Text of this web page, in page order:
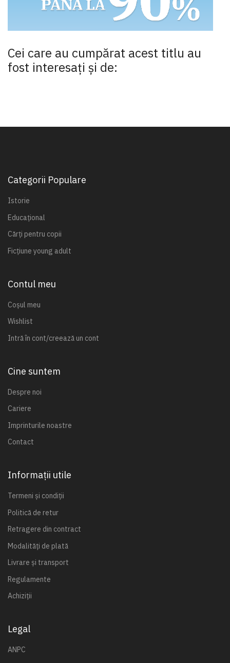
Cei care au cumpărat acest titlu au
fost interesaţi şi de:
Categorii Populare
Istorie
Educațional
Cărți pentru copii
Ficțiune young adult
Contul meu
Coșul meu
Wishlist
Intră în cont/creează un cont
Cine suntem
Despre noi
Cariere
Imprinturile noastre
Contact
Informații utile
Termeni și condiții
Politică de retur
Retragere din contract
Modalități de plată
Livrare și transport
Regulamente
Achiziții
Legal
ANPC